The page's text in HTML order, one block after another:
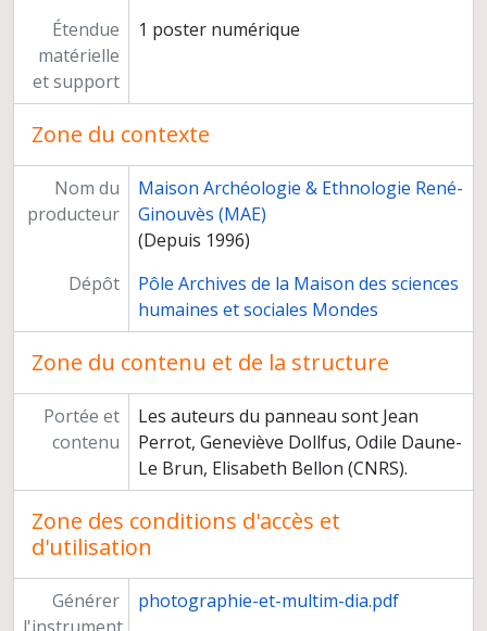
Étendue
matérielle
et support
1 poster numérique
Zone du contexte
Nom du
producteur
Maison Archéologie & Ethnologie René-
Ginouvès (MAE)
(Depuis 1996)
Dépôt
Pôle Archives de la Maison des sciences
humaines et sociales Mondes
Zone du contenu et de la structure
Portée et
contenu
Les auteurs du panneau sont Jean
Perrot, Geneviève Dollfus, Odile Daune-
Le Brun, Elisabeth Bellon (CNRS).
Zone des conditions d'accès et
d'utilisation
Générer
photographie-et-multim-dia.pdf